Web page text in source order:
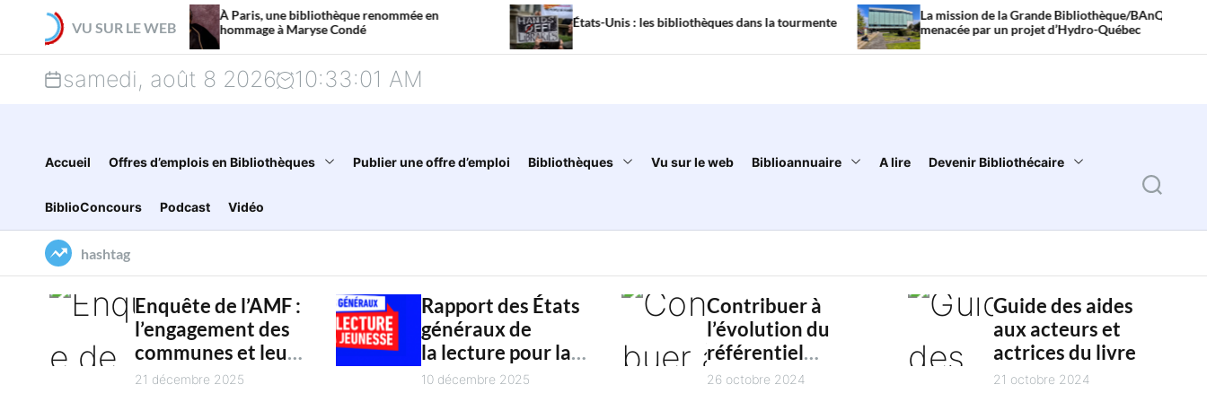
k
c
o
VU SUR LE WEB
À Paris, une bibliothèque renommée en
hommage à Maryse Condé
États-Unis : les bibliothèques dans la tourmente
La mission de la Grande Bibliothèque/BAnQ
menacée par un projet d’Hydro-Québec
samedi, août 8 2026 10:33:01 AM
Accueil Offres d’emplois en Bibliothèques Publier une offre d’emploi Bibliothèques Vu sur le web Biblioannuaire A lire Devenir Bibliothécaire
BiblioConcours Podcast Vidéo
S
e
r
hashtag
Enquête de l’AMF :
l’engagement des
communes et leur
intercommunalité
21 décembre 2025
Rapport des États
généraux de
la lecture pour la
jeunesse :
10 décembre 2025
Contribuer à
l’évolution du
référentiel
national des
26 octobre 2024
Guide des aides
aux acteurs et
actrices du livre
21 octobre 2024